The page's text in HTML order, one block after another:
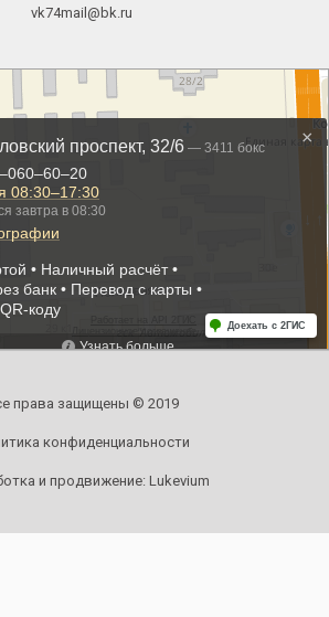
vk74mail@bk.ru
права защищены © 2019
конфиденциальности
и продвижение: Lukevium